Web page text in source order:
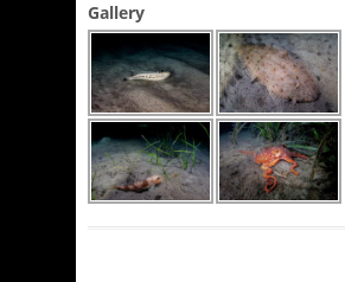
Gallery